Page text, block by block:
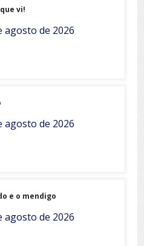
vi!
agosto de 2026
agosto de 2026
e o mendigo
agosto de 2026